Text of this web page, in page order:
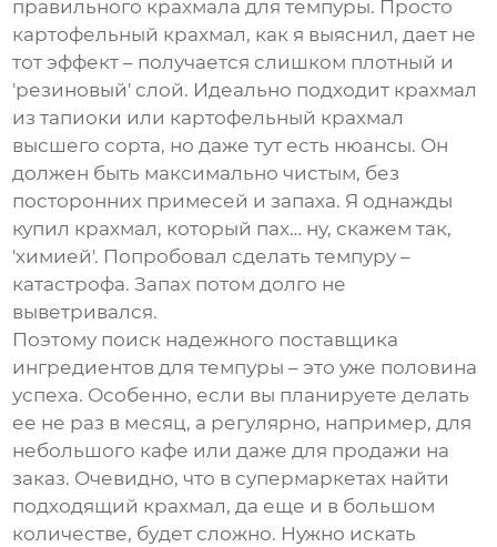
правильного крахмала длятемпуры. Просто
картофельный крахмал, как я выяснил, дает не
тот эффект – получается слишком плотный и
'резиновый' слой. Идеально подходит крахмал
из тапиоки или картофельный крахмал
высшего сорта, но даже тут есть нюансы. Он
должен быть максимально чистым, без
посторонних примесей и запаха. Я однажды
купил крахмал, который пах… ну, скажем так,
'химией'. Попробовал сделать темпуру –
катастрофа. Запах потом долго не
выветривался.
Поэтому поиск надежного поставщика
ингредиентов длятемпуры – это уже половина
успеха. Особенно, если вы планируете делать
ее не раз в месяц, а регулярно, например, для
небольшого кафе или даже для продажи на
заказ. Очевидно, что в супермаркетах найти
подходящий крахмал, да еще и в большом
количестве, будет сложно. Нужно искать